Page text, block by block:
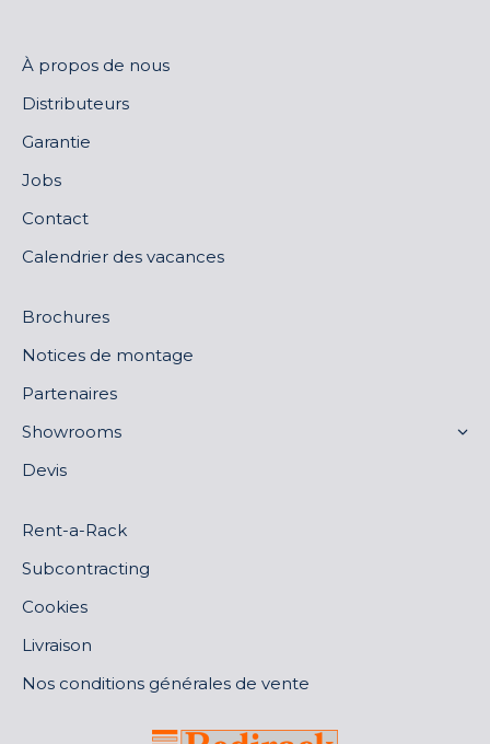
À propos de nous
Distributeurs
Garantie
Jobs
Contact
Calendrier des vacances
Brochures
Notices de montage
Partenaires
Showrooms
Devis
Rent-a-Rack
Subcontracting
Cookies
Livraison
Nos conditions générales de vente